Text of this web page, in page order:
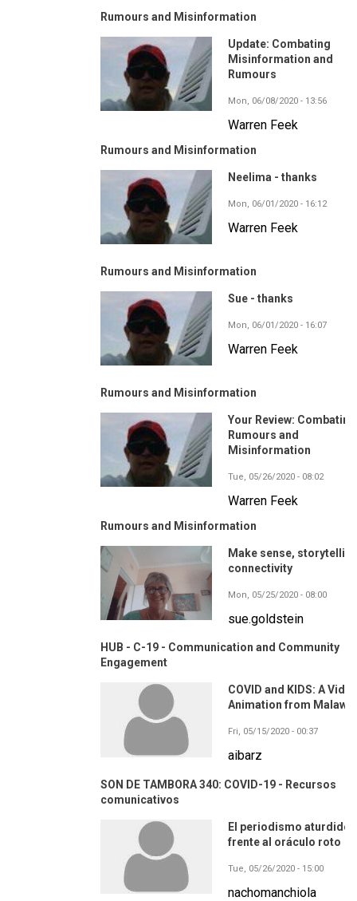
Rumours and Misinformation
Update: Combating
Misinformation and
Rumours
Mon, 06/08/2020 - 13:56
Warren Feek
Rumours and Misinformation
Neelima - thanks
Mon, 06/01/2020 - 16:12
Warren Feek
Rumours and Misinformation
Sue - thanks
Mon, 06/01/2020 - 16:07
Warren Feek
Rumours and Misinformation
Your Review: Combating
Rumours and
Misinformation
Tue, 05/26/2020 - 08:02
Warren Feek
Rumours and Misinformation
Make sense,
connectivity
Mon, 05/25/2020 - 08:00
sue.goldstein
HUB - C-19 - Communication and Community
Engagement
COVID and KIDS: A
Animation from Malawi
Fri, 05/15/2020 - 00:37
aibarz
SON DE TAMBORA 340: COVID-19 - Recursos
comunicativos
El periodismo aturdido
frente al oráculo roto
Tue, 05/26/2020 - 15:00
nachomanchiola